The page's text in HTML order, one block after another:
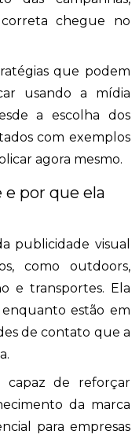
chegue no
que podem
usando a mídia
a escolha dos
com exemplos
agora mesmo.
por que ela
publicidade visual
como outdoors,
e transportes. Ela
estão em
de contato que a
capaz de reforçar
da marca
para empresas